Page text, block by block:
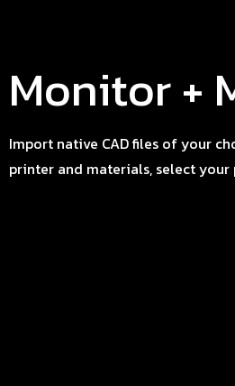
Monitor +
Import native CAD files of your
printer and materials, select